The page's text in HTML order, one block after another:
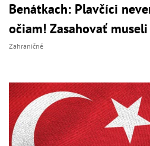
Benátkach: Plavčíci
očiam! Zasahovať
Zahraničné